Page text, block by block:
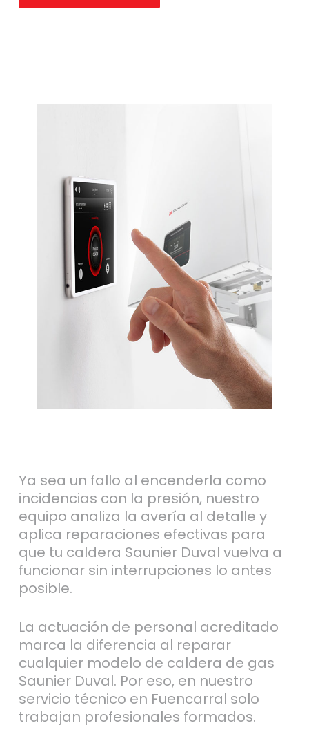
Ya sea un fallo al encenderla como
incidencias con la presión, nuestro
equipo analiza la avería al detalle y
aplica reparaciones efectivas para
que tu caldera Saunier Duval vuelva a
funcionar sin interrupciones lo antes
posible.
La actuación de personal acreditado
marca la diferencia al reparar
cualquier modelo de caldera de gas
Saunier Duval. Por eso, en nuestro
servicio técnico en Fuencarral solo
trabajan profesionales formados.